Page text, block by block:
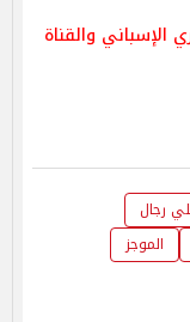
الإسباني والقناة
رجال
الموجز